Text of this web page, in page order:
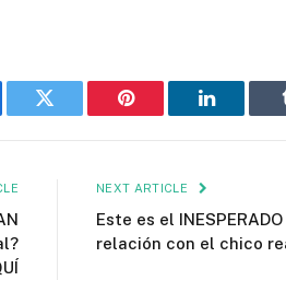
Twitter Pinterest LinkedIn
NEXT ARTICLE
Este es el
relación con el chico